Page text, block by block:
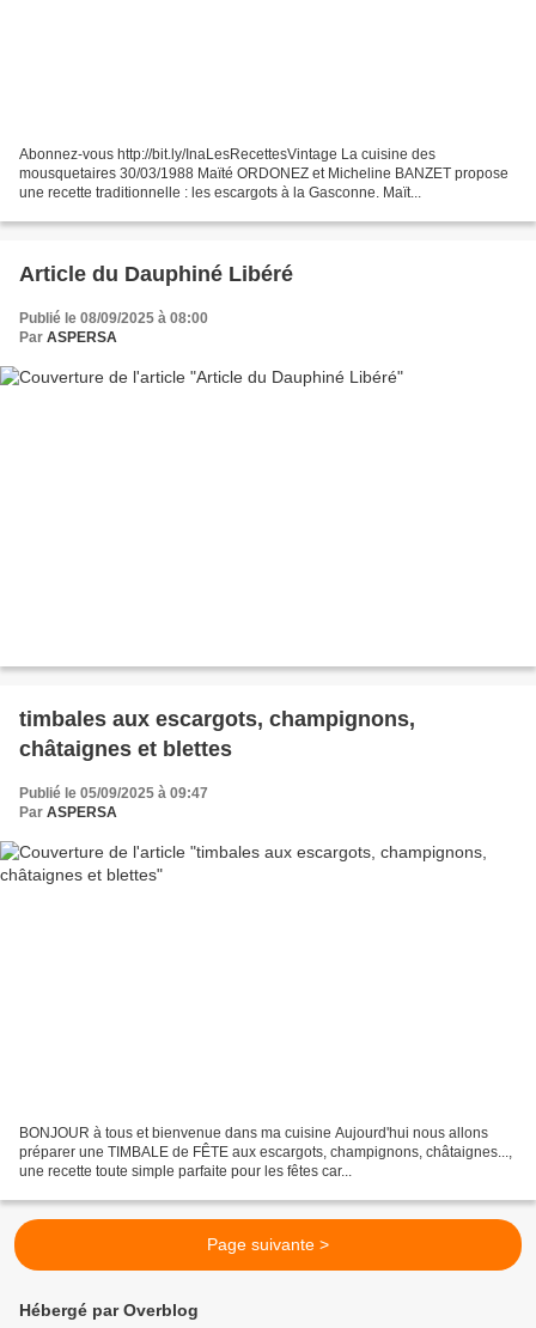
Abonnez-vous http://bit.ly/InaLesRecettesVintage La cuisine des
mousquetaires 30/03/1988 Maïté ORDONEZ et Micheline BANZET propose
une recette traditionnelle : les escargots à la Gasconne. Maït...
Article du Dauphiné Libéré
Publié le 08/09/2025 à 08:00
Par ASPERSA
timbales aux escargots, champignons,
châtaignes et blettes
Publié le 05/09/2025 à 09:47
Par ASPERSA
BONJOUR à tous et bienvenue dans ma cuisine Aujourd'hui nous allons
préparer une TIMBALE de FÊTE aux escargots, champignons, châtaignes...,
une recette toute simple parfaite pour les fêtes car...
Page suivante >
Hébergé par Overblog